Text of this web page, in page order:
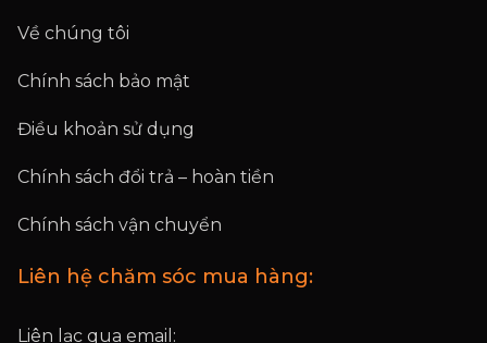
Về chúng tôi
Chính sách bảo mật
Điều khoản sử dụng
Chính sách đổi trả – hoàn tiền
Chính sách vận chuyển
Liên hệ chăm sóc mua hàng:
Liên lạc qua email: